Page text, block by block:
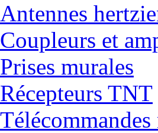
Antennes
Coupleurs et
Prises murales
Récepteurs TNT